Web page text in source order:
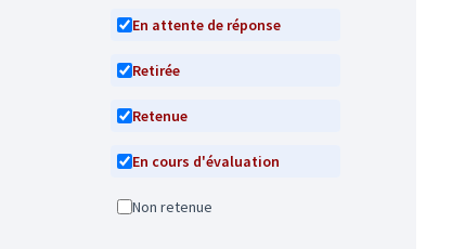
En attente de réponse
Retirée
Retenue
En cours d'évaluation
Non retenue